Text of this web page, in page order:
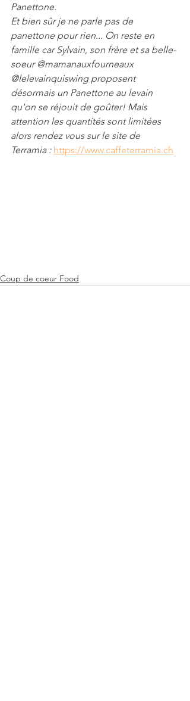
Panettone.
Et bien sûr je ne parle pas de
panettone pour rien... On reste en
famille car Sylvain, son frère et sa belle-
soeur @mamanauxfourneaux
@lelevainquiswing proposent
désormais un Panettone au levain
qu'on se réjouit de goûter! Mais
attention les quantités sont limitées
alors rendez vous sur le site de
Terramia : https://www.caffeterramia.ch
Coup de coeur Food